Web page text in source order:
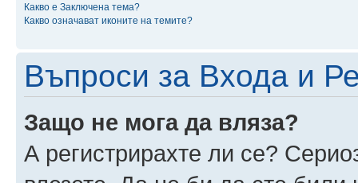
Какво е Заключена тема?
Какво означават иконите на темите?
Въпроси за Входа и
Защо не мога да вляза?
А регистрирахте ли се?